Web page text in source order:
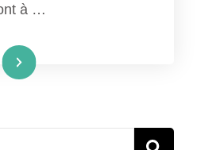
à …